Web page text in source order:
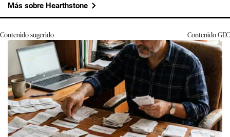
Más sobre Hearthstone
Contenido sugerido ContenidoGEC